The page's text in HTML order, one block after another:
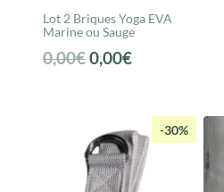
Lot 2 Briques Yoga EVA
Marine ou Sauge
0,00€Le
était :
0,00€.
0,00€Le
est :
0,00€.
-30%